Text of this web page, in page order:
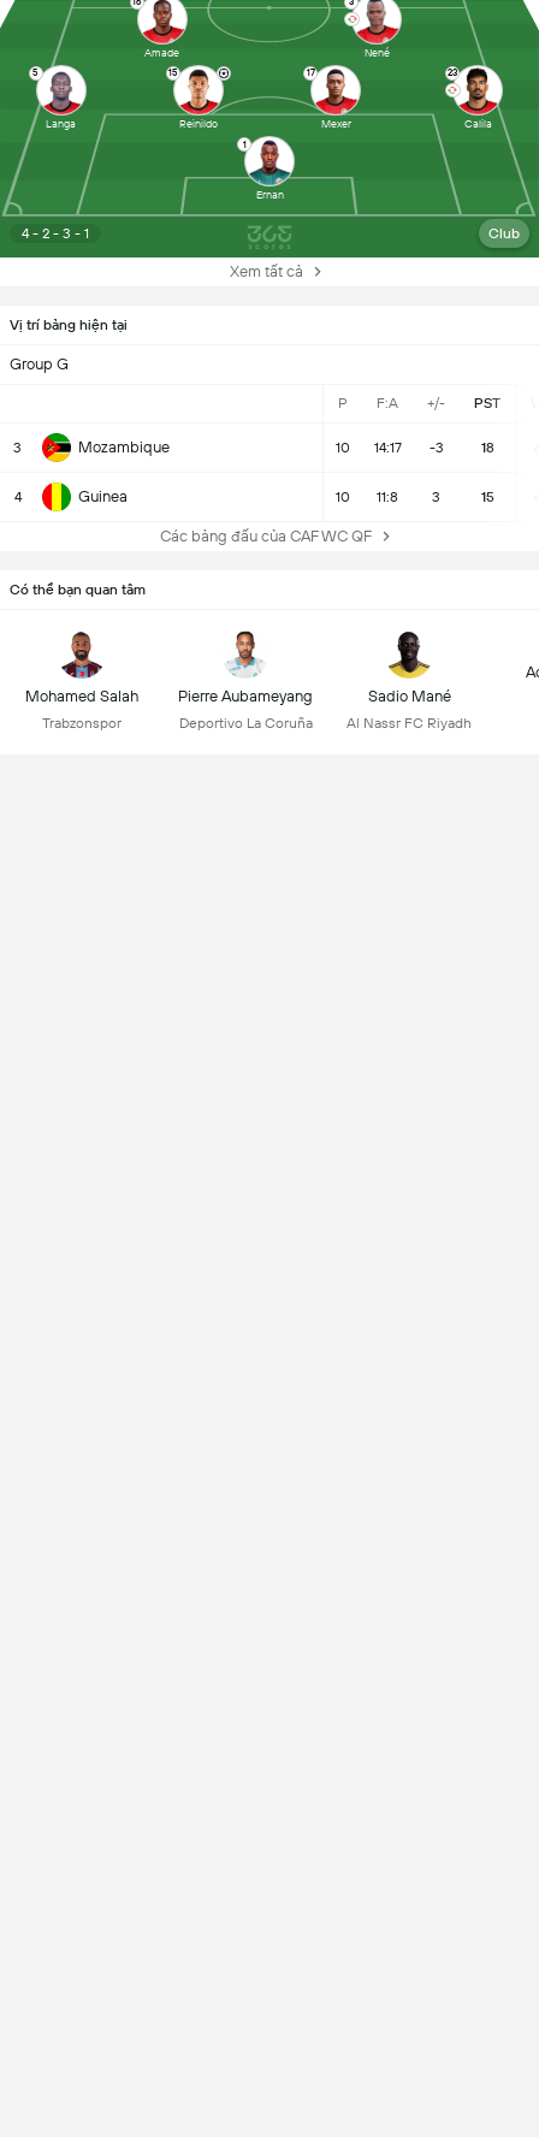
Vị trí bảng hiện tại
Group G
P F:A +/- PST
3 Mozambique 10 14:17 -3 18
4 Guinea 10 11:8 3 15
Các bảng đấu của CAF WC QF
4 - 2 - 3 - 1 Club
1
Ernan
5
Langa
15
Reinildo
17
Mexer
23
Calila
Amade Nené
Xem tất cả
Có thể bạn quan tâm
Mohamed Salah
Trabzonspor
Pierre Aubameyang
Deportivo La Coruña
Sadio Mané
Al Nassr FC Riyadh